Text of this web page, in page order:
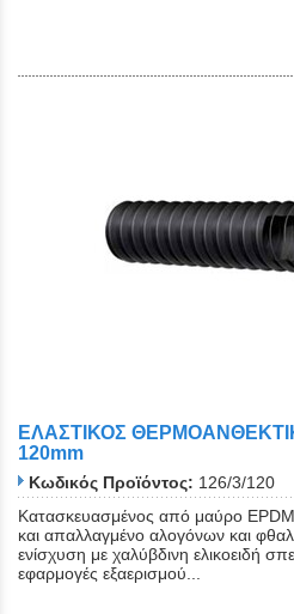
ΕΛΑΣΤΙΚΟΣ
120mm
Κωδικός Προϊόντος: 126/3/120
Κατασκευασμένος από μαύρο
και απαλλαγμένο αλογόνων και
ενίσχυση με χαλύβδινη ελικοειδή
εφαρμογές εξαερισμού...